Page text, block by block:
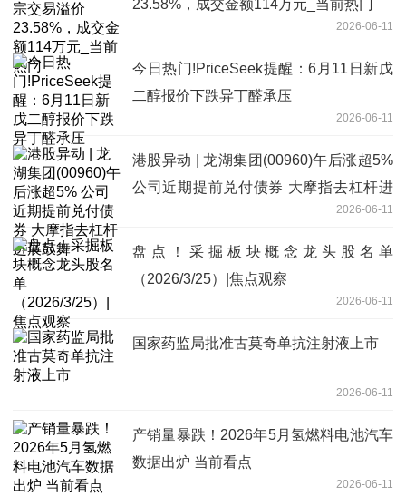
23.58%，成交金额114万元_当前热门
2026-06-11
今日热门!PriceSeek提醒：6月11日新戊
二醇报价下跌异丁醛承压
2026-06-11
港股异动 | 龙湖集团(00960)午后涨超5%
公司近期提前兑付债券 大摩指去杠杆进
2026-06-11
盘点！采掘板块概念龙头股名单
（2026/3/25）|焦点观察
2026-06-11
国家药监局批准古莫奇单抗注射液上市
2026-06-11
产销量暴跌！2026年5月氢燃料电池汽车
数据出炉 当前看点
2026-06-11